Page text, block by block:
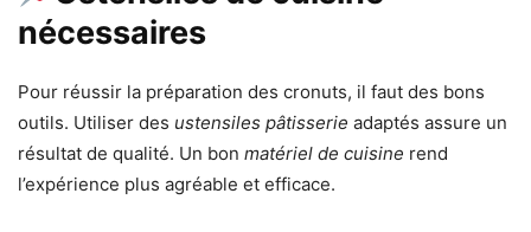
nécessaires
Pour réussir la préparation des cronuts, il faut des bons
outils. Utiliser des ustensiles pâtisserie adaptés assure un
résultat de qualité. Un bon matériel de cuisine rend
l’expérience plus agréable et efficace.